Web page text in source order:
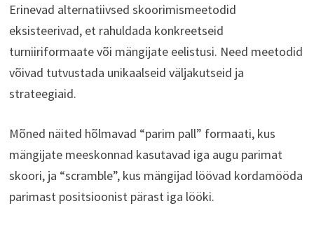
Erinevad alternatiivsed skoorimismeetodid
eksisteerivad, et rahuldada konkreetseid
turniiriformaate või mängijate eelistusi. Need meetodid
võivad tutvustada unikaalseid väljakutseid ja
strateegiaid.
Mõned näited hõlmavad “parim pall” formaati, kus
mängijate meeskonnad kasutavad iga augu parimat
skoori, ja “scramble”, kus mängijad löövad kordamööda
parimast positsioonist pärast iga lööki.